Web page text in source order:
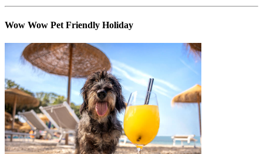
Wow Wow Pet Friendly Holiday